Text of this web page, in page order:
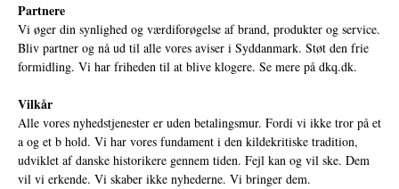
Partnere
Vi øger din synlighed og værdiforøgelse af brand, produkter og service.
Bliv partner og nå ud til alle vores aviser i Syddanmark. Støt den frie
formidling. Vi har friheden til at blive klogere. Se mere på dkq.dk.
Vilkår
Alle vores nyhedstjenester er uden betalingsmur. Fordi vi ikke tror på et
a og et b hold. Vi har vores fundament i den kildekritiske tradition,
udviklet af danske historikere gennem tiden. Fejl kan og vil ske. Dem
vil vi erkende. Vi skaber ikke nyhederne. Vi bringer dem.